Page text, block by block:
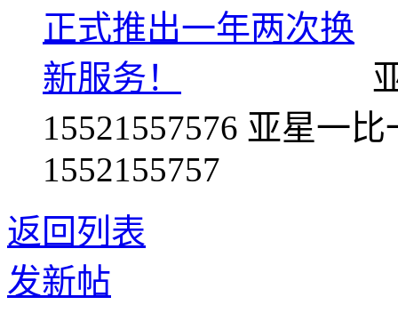
15521557576 亚星一
1552155757
返回列表
发新帖